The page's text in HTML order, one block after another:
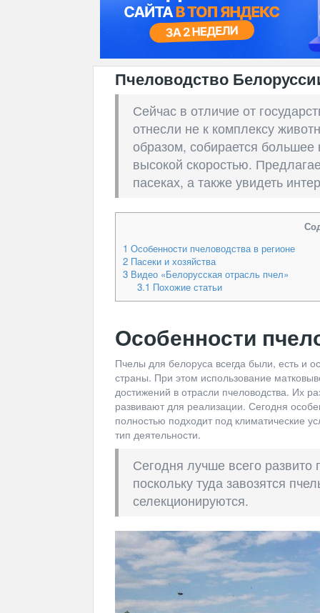
Пчеловодство
Сейчас в отличие от
отнесли не к комплексу
образом, собирается
высокой скоростью.
пасеках, а также увидеть
1 Особенности пчеловодства в регионе
2 Пасеки и хозяйства
3 Видео «Белорусская отрасль пчел»
3.1 Похожие статьи
Особенности
Пчелы для белоруса всегда были, есть и
страны. При этом использование
достижений в отрасли пчеловодства. Их
развивают для реализации. Сегодня
полностью подходит под климатические
тип деятельности.
Сегодня лучше всего
поскольку туда завозятся
селекционируются.